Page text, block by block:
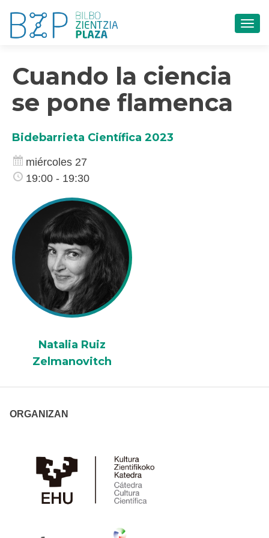
Cuando la ciencia
se pone flamenca
Bidebarrieta Científica 2023
miércoles 27
19:00 - 19:30
Natalia Ruiz
Zelmanovitch
ORGANIZAN